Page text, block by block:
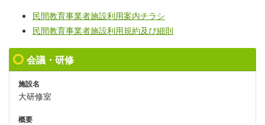
民間教育事業者施設利用案内チラシ
民間教育事業者施設利用規約及び細則
会議・研修
施設名
大研修室
概要